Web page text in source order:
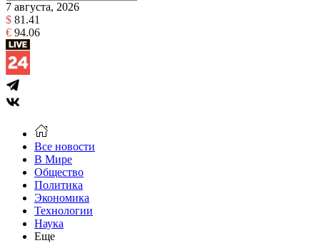
7 августа, 2026
$ 81.41
€ 94.06
Все новости
В Мире
Общество
Политика
Экономика
Технологии
Наука
Еще